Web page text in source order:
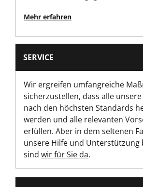
Mehr erfahren
SERVICE
Wir ergreifen umfangreiche
sicherzustellen, dass alle
nach den höchsten Standards
werden und alle relevanten
erfüllen. Aber in dem seltenen
unsere Hilfe und Unterstützung
sind wir für Sie da.